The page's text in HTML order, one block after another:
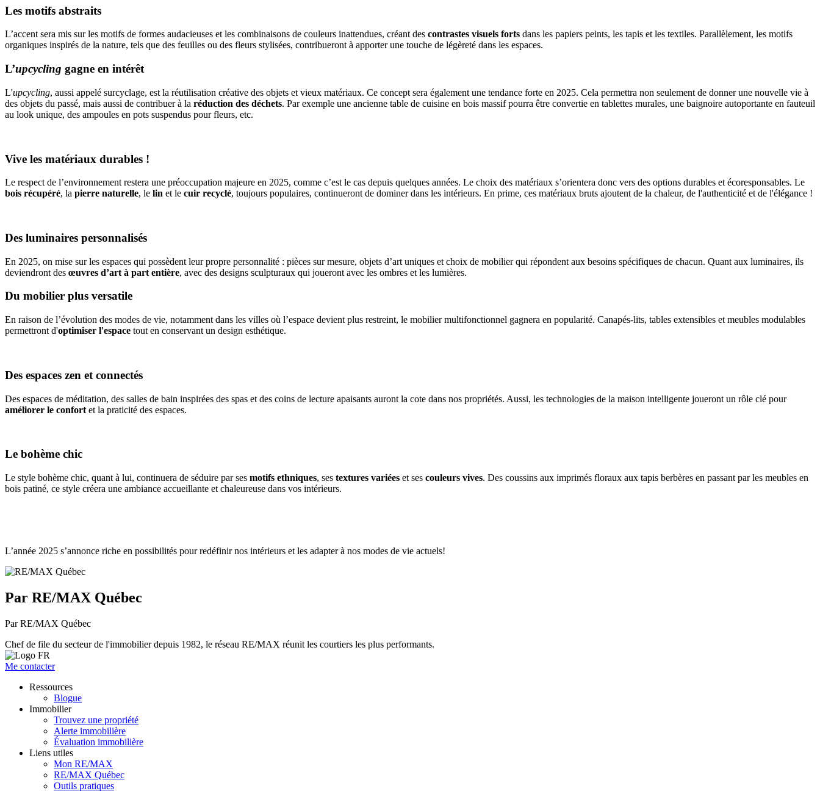
Les motifs abstraits
L’accent sera mis sur les motifs de formes audacieuses et les combinaisons de couleurs inattendues, créant des contrastes visuels forts dans les papiers peints, les tapis et les textiles. Parallèlement, les motifs
organiques inspirés de la nature, tels que des feuilles ou des fleurs stylisées, contribueront à apporter une touche de légèreté dans les espaces.
L’upcycling gagne en intérêt
L'upcycling, aussi appelé surcyclage, est la réutilisation créative des objets et vieux matériaux. Ce concept sera également une tendance forte en 2025. Cela permettra non seulement de donner une nouvelle vie à
des objets du passé, mais aussi de contribuer à la réduction des déchets. Par exemple une ancienne table de cuisine en bois massif pourra être convertie en tablettes murales, une baignoire autoportante en fauteuil
au look unique, des ampoules en pots suspendus pour fleurs, etc.
Vive les matériaux durables !
Le respect de l’environnement restera une préoccupation majeure en 2025, comme c’est le cas depuis quelques années. Le choix des matériaux s’orientera donc vers des options durables et écoresponsables. Le
bois récupéré, la pierre naturelle, le lin et le cuir recyclé, toujours populaires, continueront de dominer dans les intérieurs. En prime, ces matériaux bruts ajoutent de la chaleur, de l'authenticité et de l'élégance !
Des luminaires personnalisés
En 2025, on mise sur les espaces qui possèdent leur propre personnalité : pièces sur mesure, objets d’art uniques et choix de mobilier qui répondent aux besoins spécifiques de chacun. Quant aux luminaires, ils
deviendront des œuvres d’art à part entière, avec des designs sculpturaux qui joueront avec les ombres et les lumières.
Du mobilier plus versatile
En raison de l’évolution des modes de vie, notamment dans les villes où l’espace devient plus restreint, le mobilier multifonctionnel gagnera en popularité. Canapés-lits, tables extensibles et meubles modulables
permettront d'optimiser l'espace tout en conservant un design esthétique.
Des espaces zen et connectés
Des espaces de méditation, des salles de bain inspirées des spas et des coins de lecture apaisants auront la cote dans nos propriétés. Aussi, les technologies de la maison intelligente joueront un rôle clé pour
améliorer le confort et la praticité des espaces.
Le bohème chic
Le style bohème chic, quant à lui, continuera de séduire par ses motifs ethniques, ses textures variées et ses couleurs vives. Des coussins aux imprimés floraux aux tapis berbères en passant par les meubles en
bois patiné, ce style créera une ambiance accueillante et chaleureuse dans vos intérieurs.
L’année 2025 s’annonce riche en possibilités pour redéfinir nos intérieurs et les adapter à nos modes de vie actuels!
Par RE/MAX Québec
Par RE/MAX Québec
Chef de file du secteur de l'immobilier depuis 1982, le réseau RE/MAX réunit les courtiers les plus performants.
Me contacter
Ressources
Blogue
Immobilier
Trouvez une propriété
Alerte immobilière
Évaluation immobilière
Liens utiles
Mon RE/MAX
RE/MAX Québec
Outils pratiques